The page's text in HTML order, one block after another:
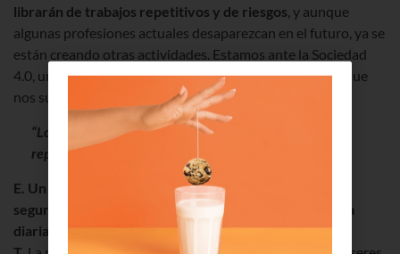
librarán de trabajos repetitivos y de riesgos, y aunque
algunas profesiones actuales desaparezcan en el futuro, ya se
están creando otras actividades. Estamos ante la Sociedad
4.0, un nuevo paso en el desarrollo al que es inevitable que
nos subamos.
“Los robots son amigos: nos librarán de trabajos
repetitivos y de riesgos”
E. Un test rapidito para ponernos al día: dinos en unos
segundos en qué cosas mejora la robótica nuestra vida
diaria. Tic-tac, tic-tac.